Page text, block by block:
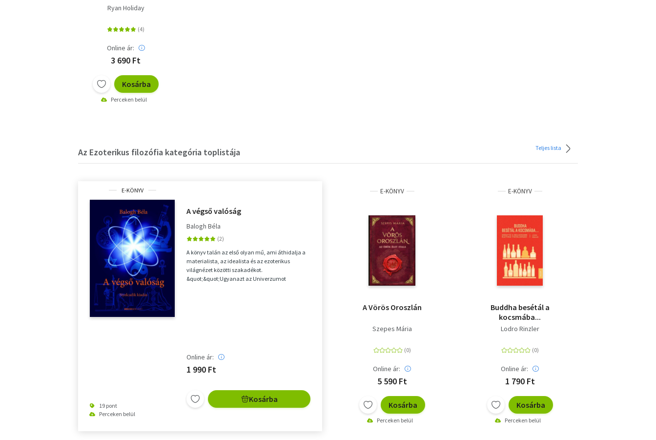
Ryan Holiday
Online ár:
3 690 Ft
Kosárba
Perceken belül
Az Ezoterikus filozófia kategória toplistája Teljes lista
E-KÖNYV
19 pont
Perceken belül
A végső valóság
Balogh Béla
A könyv talán az első olyan mű, ami áthidalja a
materialista, az idealista és az ezoterikus
világnézet közötti szakadékot.
&quot;&quot;Ugyanazt az Univerzumot
Online ár:
1 990 Ft
Kosárba
E-KÖNYV
A Vörös Oroszlán
Szepes Mária
Online ár:
5 590 Ft
Kosárba
Perceken belül
E-KÖNYV
Buddha besétál a
kocsmába...
Lodro Rinzler
Online ár:
1 790 Ft
Kosárba
Perceken belül